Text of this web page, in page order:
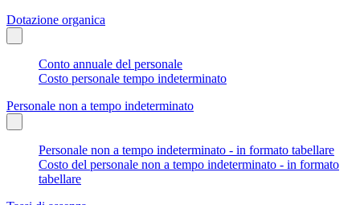
Dotazione organica
Conto annuale del personale
Costo personale tempo indeterminato
Personale non a tempo indeterminato
Personale non a tempo indeterminato - in formato tabellare
Costo del personale non a tempo indeterminato - in formato
tabellare